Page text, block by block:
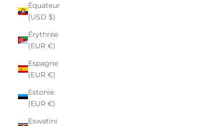
Équateur
(USD $)
Érythrée
(EUR €)
Espagne
(EUR €)
Estonie
(EUR €)
Eswatini